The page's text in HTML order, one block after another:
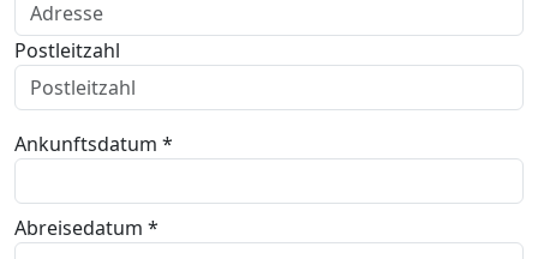
Postleitzahl
Ankunftsdatum *
Abreisedatum *